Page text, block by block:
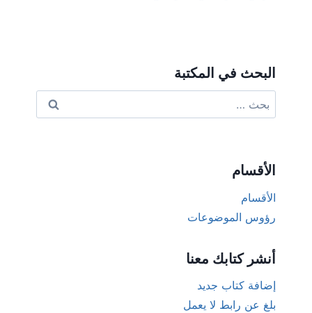
البحث في المكتبة
عن:
الأقسام
الأقسام
رؤوس الموضوعات
أنشر كتابك معنا
إضافة كتاب جديد
بلغ عن رابط لا يعمل